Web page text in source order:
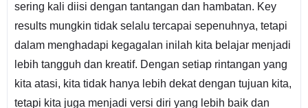
sering kali diisi dengan tantangan dan hambatan. Key
results mungkin tidak selalu tercapai sepenuhnya, tetapi
dalam menghadapi kegagalan inilah kita belajar menjadi
lebih tangguh dan kreatif. Dengan setiap rintangan yang
kita atasi, kita tidak hanya lebih dekat dengan tujuan kita,
tetapi kita juga menjadi versi diri yang lebih baik dan